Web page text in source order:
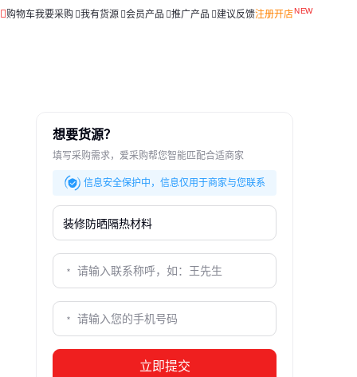
购物车我要采购 我有货源 会员产品 推广产品 建议反馈注册开店
想要货源？
填写采购需求，爱采购帮您智能匹配合适商家
信息安全保护中，信息仅用于商家与您联系
立即提交